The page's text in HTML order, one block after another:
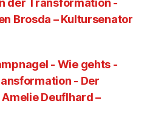
Brosda – Kultursenator
- Wie gehts -
- Der
Deuflhard –